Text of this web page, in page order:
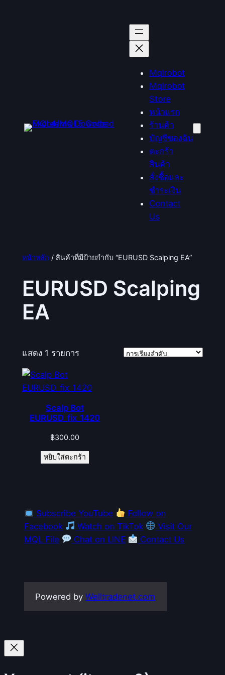
Mqlrobot
Mqlrobot
Store
หน้าแรก
ร้านค้า
บัญชีของฉัน
ตะกร้า
สินค้า
สั่งซื้อและ
ชำระเงิน
Contact
Us
หน้าหลัก / สินค้าที่มีป้ายกำกับ “EURUSD Scalping EA”
EURUSD Scalping
EA
แสดง 1 รายการ
Scalp Bot
EURUSD_fix_1420
฿300.00
หยิบใส่ตะกร้า
Subscribe YouTube
Follow on
Facebook
Watch on TikTok
Visit Our
MQL File
Chat on LINE Contact Us
Powered byWelltradenet.com